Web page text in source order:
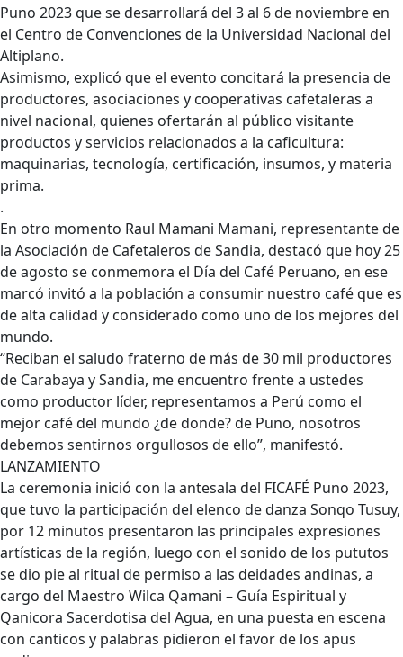
Puno 2023 que se desarrollará del 3 al 6 de noviembre en
el Centro de Convenciones de la Universidad Nacional del
Altiplano.
Asimismo, explicó que el evento concitará la presencia de
productores, asociaciones y cooperativas cafetaleras a
nivel nacional, quienes ofertarán al público visitante
productos y servicios relacionados a la caficultura:
maquinarias, tecnología, certificación, insumos, y materia
prima.
.
En otro momento Raul Mamani Mamani, representante de
la Asociación de Cafetaleros de Sandia, destacó que hoy 25
de agosto se conmemora el Día del Café Peruano, en ese
marcó invitó a la población a consumir nuestro café que es
de alta calidad y considerado como uno de los mejores del
mundo.
“Reciban el saludo fraterno de más de 30 mil productores
de Carabaya y Sandia, me encuentro frente a ustedes
como productor líder, representamos a Perú como el
mejor café del mundo ¿de donde? de Puno, nosotros
debemos sentirnos orgullosos de ello”, manifestó.
LANZAMIENTO
La ceremonia inició con la antesala del FICAFÉ Puno 2023,
que tuvo la participación del elenco de danza Sonqo Tusuy,
por 12 minutos presentaron las principales expresiones
artísticas de la región, luego con el sonido de los pututos
se dio pie al ritual de permiso a las deidades andinas, a
cargo del Maestro Wilca Qamani – Guía Espiritual y
Qanicora Sacerdotisa del Agua, en una puesta en escena
con canticos y palabras pidieron el favor de los apus